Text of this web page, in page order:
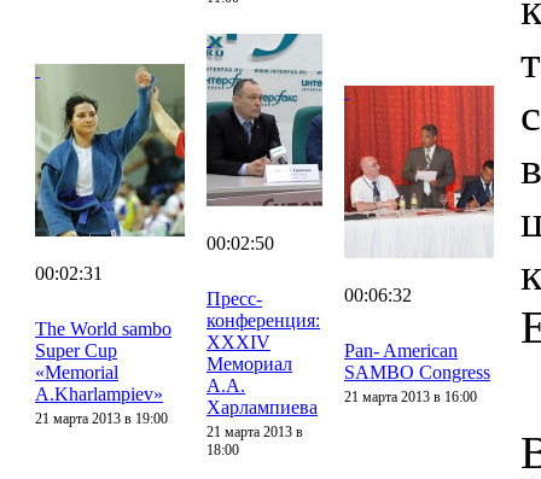
00:02:31
The World sambo
Super Cup
«Memorial
A.Kharlampiev»
21 марта 2013 в 19:00
00:02:50
Пресс-
конференция:
XXXIV
Мемориал
А.А.
Харлампиева
21 марта 2013 в
18:00
00:06:32
Pan- American
SAMBO Congress
21 марта 2013 в 16:00